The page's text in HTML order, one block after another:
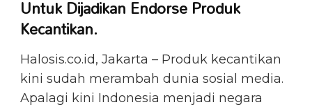
Untuk Dijadikan Endorse Produk
Kecantikan.
Halosis.co.id, Jakarta – Produk kecantikan
kini sudah merambah dunia sosial media.
Apalagi kini Indonesia menjadi negara